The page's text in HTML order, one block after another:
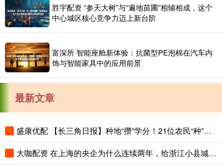
胜宇配资 “参天大树”与“遍地苗圃”相辅相成，这个
中心城区核心竞争力迈上新台阶
富深所 智能座舱新体验：抗菌型PE泡棉在汽车内
饰与智能家具中的应用前景
最新文章
盛康优配 【长三角日报】种地“攒”学分！21位农民“种”出大专文凭
大咖配资 在上海的央企为什么连续两年，给浙江小县城里的这个创新中心写感谢信？